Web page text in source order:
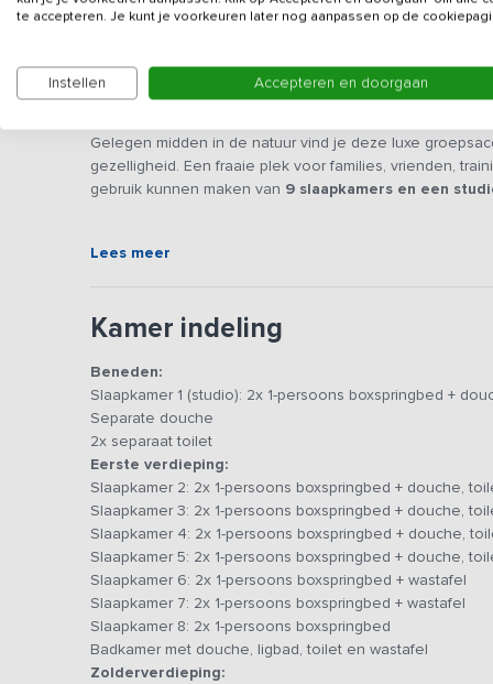
Beschrijving
Gelegen midden in de natuur vind je deze luxe
gezelligheid. Een fraaie plek voor families, vrienden,
gebruik kunnen maken van 9 slaapkamers en een
beschikt over een 5 pits inductie kookplaat, magnetron,
studio welke is voorzien van een eigen ingang, keuken,
De eerste verdieping heeft een ruime vide, waardoor er
kan staren door de dakramen in de nok van het verblijf.
eigen kunstzinnige inrichting hebben. Vier slaapkamers
de overige drie slaapkamers maken gebruik van één
de toiletten en douche op de begane grond. Een aantal
(kinder)bed bij te plaatsen.
De tweede verdieping heeft centraal een zeer ruime
benedenverdiepingen. De dakramen in de nok van de
de sterren. De 2 slaapkamers hebben beide een eigen
die samen een 2-persoonsbed vormen. Deze kamers
Via de schuifdeuren kom je op de verschillende
ondergaande zon genieten. De buitenkeuken met
Lees meer
Kamer indeling
Beneden:
Slaapkamer 1 (studio): 2x 1-persoons boxspringbed +
Separate douche
2x separaat toilet
Eerste verdieping:
Slaapkamer 2: 2x 1-persoons boxspringbed + douche,
Slaapkamer 3: 2x 1-persoons boxspringbed + douche,
Slaapkamer 4: 2x 1-persoons boxspringbed + douche,
Slaapkamer 5: 2x 1-persoons boxspringbed + douche,
Slaapkamer 6: 2x 1-persoons boxspringbed + wastafel
Slaapkamer 7: 2x 1-persoons boxspringbed + wastafel
Slaapkamer 8: 2x 1-persoons boxspringbed
Badkamer met douche, ligbad, toilet en wastafel
Zolderverdieping:
te accepteren. Je kunt je voorkeuren later nog aanpassen op de
Instellen Accepteren en doorgaan